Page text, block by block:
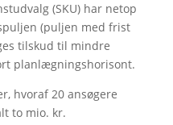
(SKU) har netop
(puljen med frist
tilskud til mindre
planlægningshorisont.
hvoraf 20 ansøgere
to mio. kr.